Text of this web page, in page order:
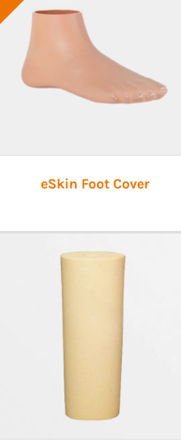
eSkin Foot Cover